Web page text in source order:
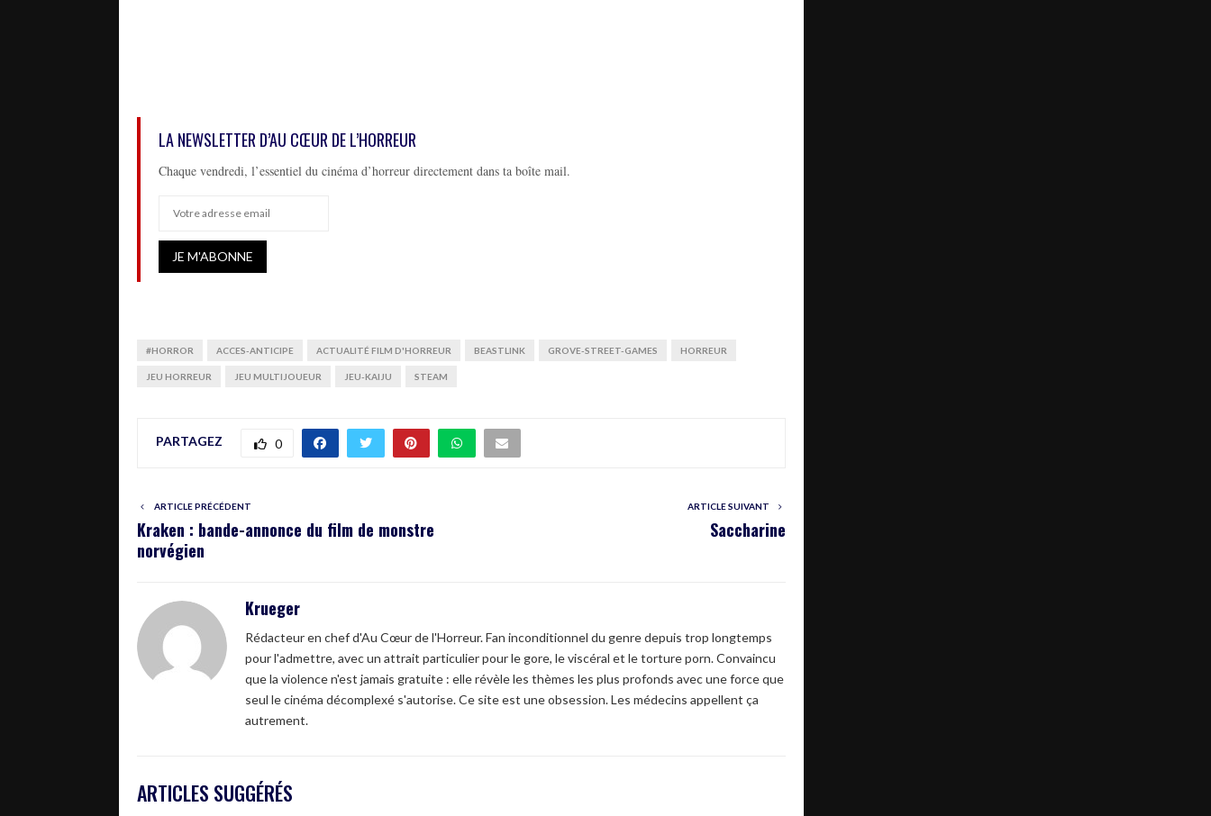
LA NEWSLETTER D’AU CŒUR DE L’HORREUR
Chaque vendredi, l’essentiel du cinéma d’horreur directement dans ta boîte mail.
#HORROR ACCES-ANTICIPE ACTUALITÉ FILM D'HORREUR BEASTLINK GROVE-STREET-GAMES HORREUR
JEU HORREUR JEU MULTIJOUEUR JEU-KAIJU STEAM
PARTAGEZ 0
ARTICLE PRÉCÉDENT
Kraken : bande-annonce du film de monstre
norvégien
ARTICLE SUIVANT
Saccharine
Krueger
Rédacteur en chef d'Au Cœur de l'Horreur. Fan inconditionnel du genre depuis trop longtemps
pour l'admettre, avec un attrait particulier pour le gore, le viscéral et le torture porn. Convaincu
que la violence n'est jamais gratuite : elle révèle les thèmes les plus profonds avec une force que
seul le cinéma décomplexé s'autorise. Ce site est une obsession. Les médecins appellent ça
autrement.
ARTICLES SUGGÉRÉS